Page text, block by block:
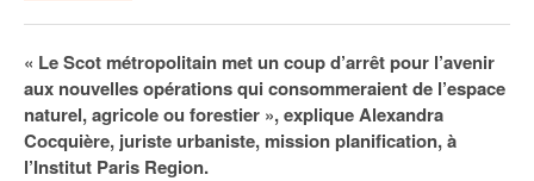
Services urbains
Attractivité
Innovation
Transport
77
78
91
Nominations
Portraits
Agenda
Les Assises du Grand Paris
Éditions précédentes
Le podcast
Ecouter les épisodes
« Le Scot métropolitain met un coup d’arrêt pour l’avenir
aux nouvelles opérations qui consommeraient de l’espace
naturel, agricole ou forestier », explique Alexandra
Cocquière, juriste urbaniste, mission planification, à
l’Institut Paris Region.